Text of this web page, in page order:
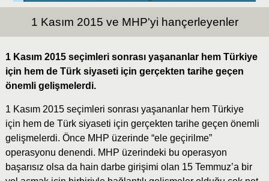
1 Kasım 2015 ve MHP'yi hançerleyenler
1 Kasım 2015 seçimleri sonrası yaşananlar hem Türkiye
için hem de Türk siyaseti için gerçekten tarihe geçen
önemli gelişmelerdi.
1 Kasım 2015 seçimleri sonrası yaşananlar hem Türkiye
için hem de Türk siyaseti için gerçekten tarihe geçen önemli
gelişmelerdi. Önce MHP üzerinde “ele geçirilme”
operasyonu denendi. MHP üzerindeki bu operasyon
başarısız olsa da hain darbe girişimi olan 15 Temmuz’a bir